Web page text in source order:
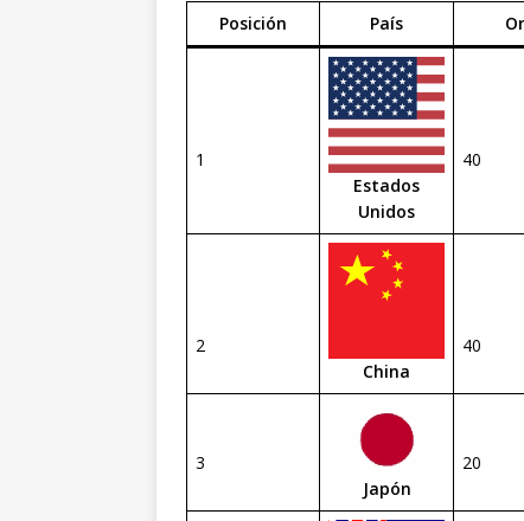
Posición País
1
Estados
Unidos
40
2
China
40
3
Japón
20